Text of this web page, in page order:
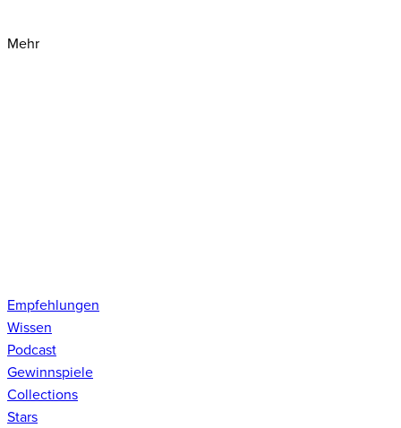
Mehr
Empfehlungen
Wissen
Podcast
Gewinnspiele
Collections
Stars